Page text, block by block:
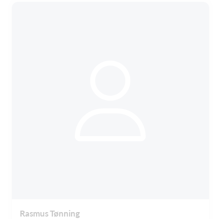
Rasmus Tønning